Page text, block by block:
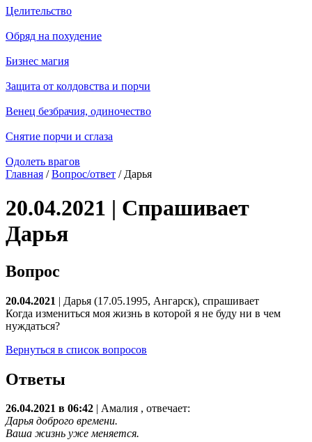
Целительство
Обряд на похудение
Бизнес магия
Защита от колдовства и порчи
Венец безбрачия, одиночество
Снятие порчи и сглаза
Одолеть врагов
Главная /Вопрос/ответ / Дарья
20.04.2021 | Спрашивает
Дарья
Вопрос
20.04.2021 | Дарья (17.05.1995, Ангарск), спрашивает
Когда измениться моя жизнь в которой я не буду ни в чем
нуждаться?
Вернуться в список вопросов
Ответы
26.04.2021 в 06:42 Амалия , отвечает:
Дарья доброго времени.
Ваша жизнь уже меняется.